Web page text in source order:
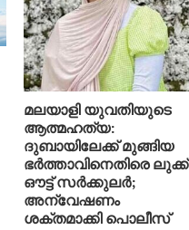
മലയാളി യുവതിയുടെ
ആത്മഹത്യ:
ദുബായിലേക്ക് മുങ്ങിയ
ഭർത്താവിനെതിരെ ലുക്ക്
ഔട്ട് സർക്കുലർ;
അന്വേഷണം
ശക്തമാക്കി പൊലീസ്